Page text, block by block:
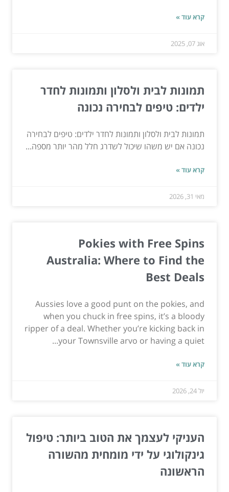
קרא עוד »
אוג 07, 2025
תמונות לבית ולסלון ותמונות לחדר
ילדים: טיפים לבחירה נכונה
תמונות לבית ולסלון ותמונות לחדר ילדים: טיפים לבחירה
נכונה אם יש משהו שיכול לשדרג חלל מהר יותר מספה...
קרא עוד »
מאי 31, 2026
Pokies with Free Spins
Australia: Where to Find the
Best Deals
Aussies love a good punt on the pokies, and
when you chuck in free spins, it’s a bloody
ripper of a deal. Whether you’re kicking back in
your Townsville arvo or having a quiet...
קרא עוד »
יול 24, 2026
העניקי לעצמך את הטוב ביותר: טיפול
גינקולוגי על ידי מומחית מהשורה
הראשונה